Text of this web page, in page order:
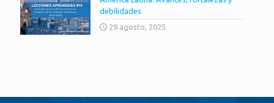
debilidades
29 agosto, 2025